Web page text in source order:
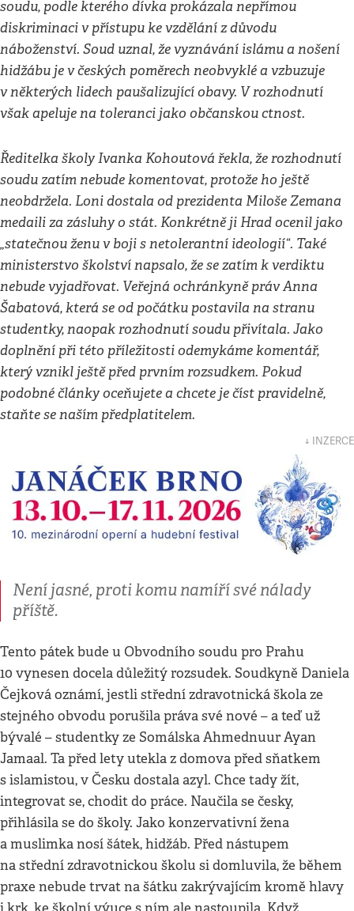
soudu, podle kterého dívka prokázala nepřímou
diskriminaci v přístupu ke vzdělání z důvodu
náboženství. Soud uznal, že vyznávání islámu a nošení
hidžábu je v českých poměrech neobvyklé a vzbuzuje
v některých lidech paušalizující obavy. V rozhodnutí
však apeluje na toleranci jako občanskou ctnost.
Ředitelka školy Ivanka Kohoutová řekla, že rozhodnutí
soudu zatím nebude komentovat, protože ho ještě
neobdržela. Loni dostala od prezidenta Miloše Zemana
medaili za zásluhy o stát. Konkrétně ji Hrad ocenil jako
„statečnou ženu v boji s netolerantní ideologií“. Také
ministerstvo školství napsalo, že se zatím k verdiktu
nebude vyjadřovat. Veřejná ochránkyně práv Anna
Šabatová, která se od počátku postavila na stranu
studentky, naopak rozhodnutí soudu přivítala. Jako
doplnění při této příležitosti odemykáme komentář,
který vznikl ještě před prvním rozsudkem. Pokud
podobné články oceňujete a chcete je číst pravidelně,
staňte se naším předplatitelem.
↓ INZERCE
Není jasné, proti komu namíří své nálady
příště.
Tento pátek bude u Obvodního soudu pro Prahu
10 vynesen docela důležitý rozsudek. Soudkyně Daniela
Čejková oznámí, jestli střední zdravotnická škola ze
stejného obvodu porušila práva své nové – a teď už
bývalé – studentky ze Somálska Ahmednuur Ayan
Jamaal. Ta před lety utekla z domova před sňatkem
s islamistou, v Česku dostala azyl. Chce tady žít,
integrovat se, chodit do práce. Naučila se česky,
přihlásila se do školy. Jako konzervativní žena
a muslimka nosí šátek, hidžáb. Před nástupem
na střední zdravotnickou školu si domluvila, že během
praxe nebude trvat na šátku zakrývajícím kromě hlavy